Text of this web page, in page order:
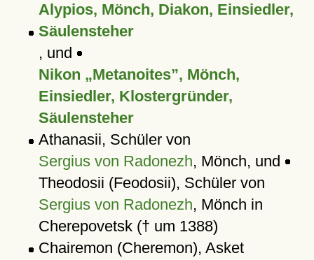
Alypios, Mönch, Diakon, Einsiedler,
Säulensteher
, und
Nikon
Metanoites , Mönch,
Einsiedler, Klostergründer,
Säulensteher
Athanasii, Schüler von
Sergius von Radonezh, Mönch, und
Theodosii (Feodosii), Schüler von
Sergius von Radonezh, Mönch in
Cherepovetsk († um 1388)
Chairemon (Cheremon), Asket